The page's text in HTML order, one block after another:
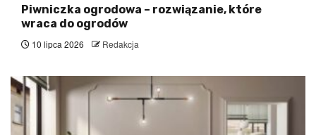
Piwniczka ogrodowa – rozwiązanie, które
wraca do ogrodów
10 lipca 2026 Redakcja